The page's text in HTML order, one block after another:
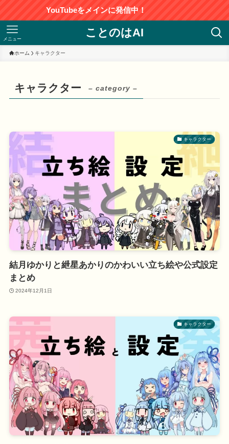
YouTubeをメインに発信中！
ことのはAI
メニュー
ホーム キャラクター
キャラクター – category –
キャラクター
結月ゆかりと紲星あかりのかわいい立ち絵や公式設定
まとめ
2024年12月1日
キャラクター